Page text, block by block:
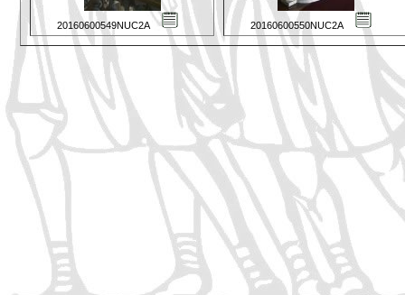
20160600549NUC2A 20160600550NUC2A